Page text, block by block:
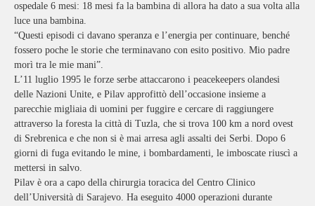
ospedale 6 mesi: 18 mesi fa la bambina di allora ha dato a sua volta alla
luce una bambina.
“Questi episodi ci davano speranza e l’energia per continuare, benché
fossero poche le storie che terminavano con esito positivo. Mio padre
morì tra le mie mani”.
L’11 luglio 1995 le forze serbe attaccarono i peacekeepers olandesi
delle Nazioni Unite, e Pilav approfittò dell’occasione insieme a
parecchie migliaia di uomini per fuggire e cercare di raggiungere
attraverso la foresta la città di Tuzla, che si trova 100 km a nord ovest
di Srebrenica e che non si è mai arresa agli assalti dei Serbi. Dopo 6
giorni di fuga evitando le mine, i bombardamenti, le imboscate riuscì a
mettersi in salvo.
Pilav è ora a capo della chirurgia toracica del Centro Clinico
dell’Università di Sarajevo. Ha eseguito 4000 operazioni durante